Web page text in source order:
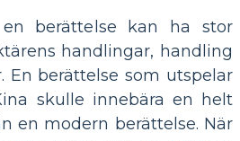
berättelse kan ha stor
handlingar, handling
En berättelse som utspelar
skulle innebära en helt
en modern berättelse. När